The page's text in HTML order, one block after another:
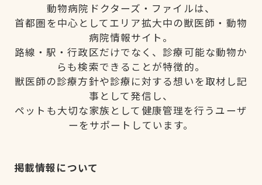
動物病院ドクターズ・ファイルは、
首都圏を中心としてエリア拡大中の獣医師・動物
病院情報サイト。
路線・駅・行政区だけでなく、診療可能な動物か
らも検索できることが特徴的。
獣医師の診療方針や診療に対する想いを取材し記
事として発信し、
ペットも大切な家族として健康管理を行うユーザ
ーをサポートしています。
掲載情報について